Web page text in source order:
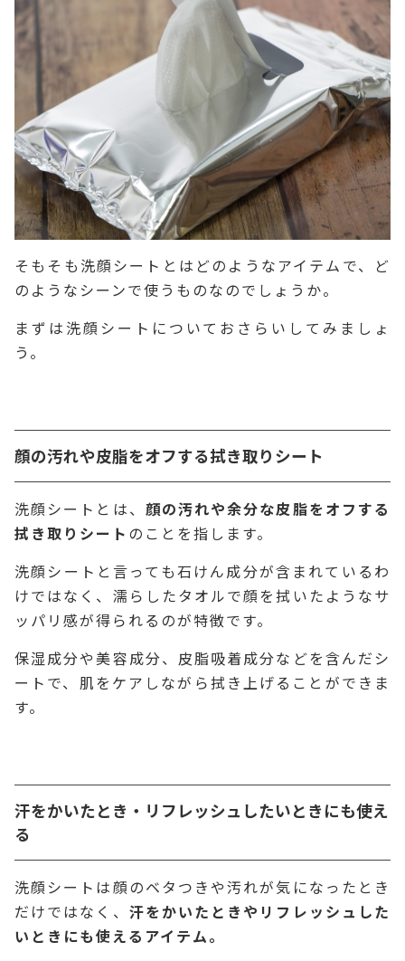
そもそも洗顔シートとはどのようなアイテムで、ど
のようなシーンで使うものなのでしょうか。
まずは洗顔シートについておさらいしてみましょ
う。
顔の汚れや皮脂をオフする拭き取りシート
洗顔シートとは、 顔の汚れや余分な皮脂をオフする
拭き取りシート のことを指します。
洗顔シートと言っても石けん成分が含まれているわ
けではなく、濡らしたタオルで顔を拭いたようなサ
ッパリ感が得られるのが特徴です。
保湿成分や美容成分、皮脂吸着成分などを含んだシ
ートで、肌をケアしながら拭き上げることができま
す。
汗をかいたとき・リフレッシュしたいときにも使え
る
洗顔シートは顔のベタつきや汚れが気になったとき
だけではなく、 汗をかいたときやリフレッシュした
いときにも使えるアイテム。